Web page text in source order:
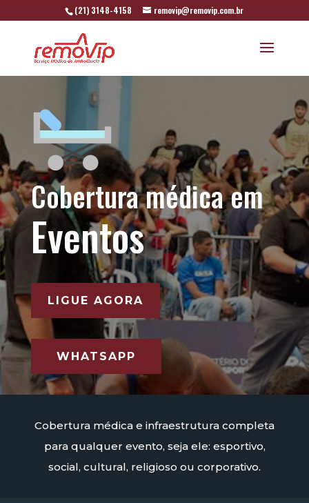
(21) 3148-4158 removip@removip.com.br
Cobertura médica em
Eventos
LIGUE AGORA
WHATSAPP
Cobertura médica e infraestrutura completa
para qualquer evento, seja ele: esportivo,
social, cultural, religioso ou corporativo.